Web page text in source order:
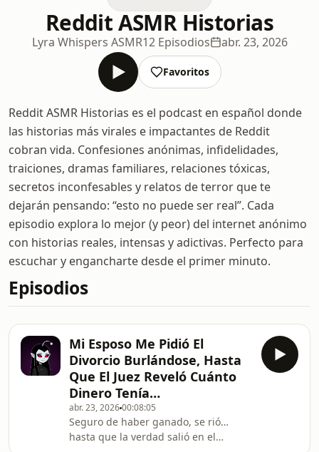
Reddit ASMR Historias
Lyra Whispers ASMR12 Episodios abr. 23, 2026
Favoritos
Reddit ASMR Historias es el podcast en español donde
las historias más virales e impactantes de Reddit
cobran vida. Confesiones anónimas, infidelidades,
traiciones, dramas familiares, relaciones tóxicas,
secretos inconfesables y relatos de terror que te
dejarán pensando: “esto no puede ser real”. Cada
episodio explora lo mejor (y peor) del internet anónimo
con historias reales, intensas y adictivas. Perfecto para
escuchar y engancharte desde el primer minuto.
Episodios
Mi Esposo Me Pidió El
Divorcio Burlándose, Hasta
Que El Juez Reveló Cuánto
Dinero Tenía…
abr. 23, 202600:08:05
Seguro de haber ganado, se rió…
hasta que la verdad salió en el